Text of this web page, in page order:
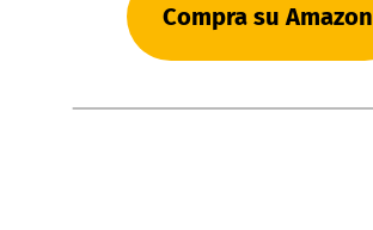
Compra su Amazon